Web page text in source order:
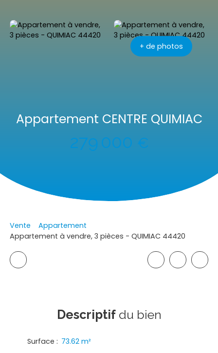
+ de photos
Appartement CENTRE QUIMIAC
279 000 €
Vente
Appartement
Appartement à vendre, 3 pièces - QUIMIAC 44420
Descriptifdu bien
Surface : 73.62 m²